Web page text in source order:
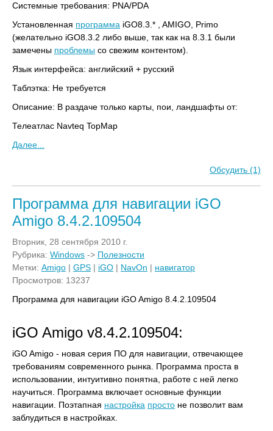
Системные требования: PNA/PDA
Установленная программа iGO8.3.* , AMIGO, Primo
(желательно iGO8.3.2 либо выше, так как на 8.3.1 были
замечены проблемы со свежим контентом).
Язык интерфейса: английский + русский
Таблэтка: Не требуется
Описание: В раздаче только карты, пои, ландшафты от:
Телеатлас Navteq TopMap
Далее...
Обсудить (1)
Программа для навигации iGO
Amigo 8.4.2.109504
Вторник, 28 сентября 2010 г.
Рубрика: Windows -> Полезности
Метки: Amigo | GPS | iGO | NavOn | навигатор
Просмотров: 13237
Программа для навигации iGO Amigo 8.4.2.109504
iGO Amigo v8.4.2.109504:
iGO Amigo - новая серия ПО для навигации, отвечающее
требованиям современного рынка. Программа проста в
использовании, интуитивно понятна, работе с ней легко
научиться. Программа включает основные функции
навигации. Поэтапная настройка просто не позволит вам
заблудиться в настройках.